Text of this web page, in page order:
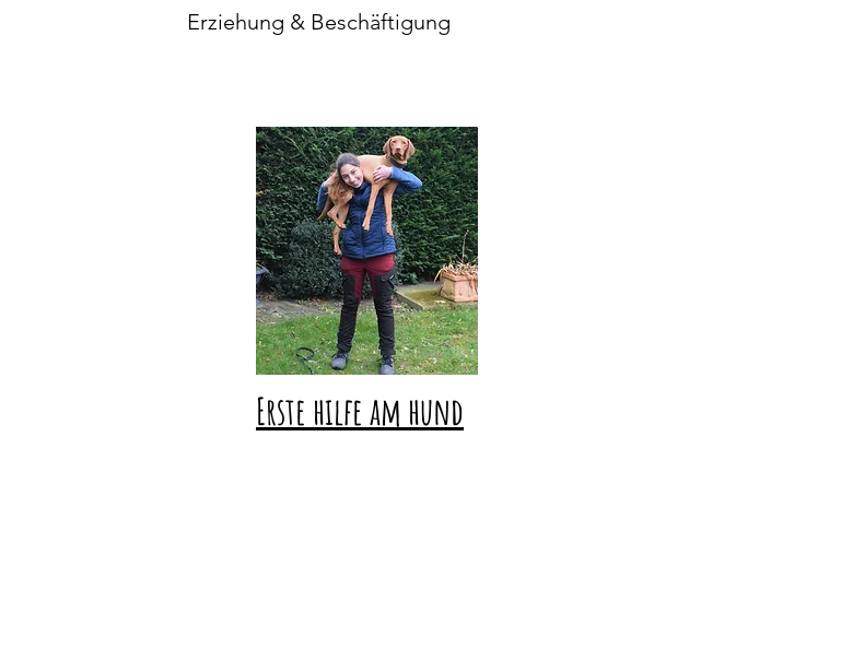
Erziehung & Beschäftigung
Erste hilfe am hund